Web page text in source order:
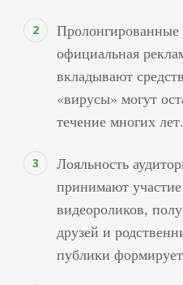
официальная
вкладывают
«вирусы» могут
течение многих лет.
Лояльность
принимают
видеороликов,
друзей и
публики